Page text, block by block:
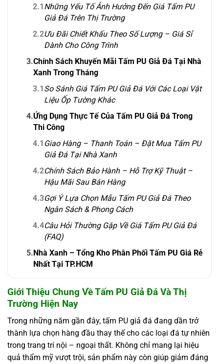
2.1 Những Yếu Tố Ảnh Hưởng Đến Giá Tấm PU
Giả Đá Trên Thị Trường
2.2Ưu Đãi Chiết Khấu Theo Số Lượng – Giá Sỉ
Dành Cho Công Trình
3.Chính Sách Khuyến Mãi Tấm PU Giả Đá Tại Nhà
Xanh Trong Tháng
3.1 So Sánh Giá Tấm PU Giả Đá Với Các Loại Vật
Liệu Ốp Tường Khác
4.Ứng Dụng Thực Tế Của Tấm PU Giả Đá Trong
Thi Công
4.1 Giao Hàng – Thanh Toán – Đặt Mua Tấm PU
Giả Đá Tại Nhà Xanh
4.2Chính Sách Bảo Hành – Hỗ Trợ Kỹ Thuật –
Hậu Mãi Sau Bán Hàng
4.3Gợi Ý Lựa Chọn Mẫu Tấm PU Giả Đá Theo
Ngân Sách & Phong Cách
4.4Câu Hỏi Thường Gặp Về Giá Tấm PU Giả Đá
(FAQ)
5. Nhà Xanh – Tổng Kho Phân Phối Tấm PU Giá Rẻ
Nhất Tại TP.HCM
Giới Thiệu Chung Về Tấm PU Giả Đá Và Thị
Trường Hiện Nay
Trong những năm gần đây, tấm PU giả đá đang dần trở
thành lựa chọn hàng đầu thay thế cho các loại đá tự nhiên
trong trang trí nội – ngoại thất. Không chỉ mang lại hiệu
quả thẩm mỹ vượt trội, sản phẩm này còn giúp giảm đáng